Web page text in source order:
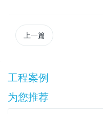
上一篇
工程案例
为您推荐